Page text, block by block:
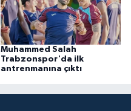
Muhammed Salah
Trabzonspor'da ilk
antrenmanına çıktı